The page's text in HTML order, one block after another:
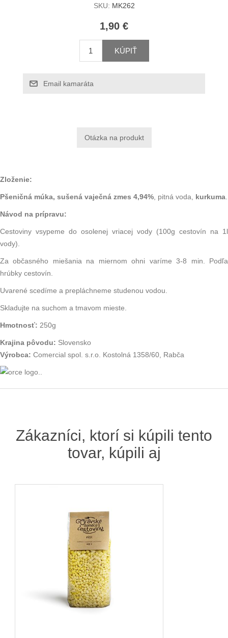
SKU: MK262
1,90 €
KÚPIŤ
Email kamaráta
Zloženie:
Pšeničná múka, sušená vaječná zmes 4,94%, pitná voda, kurkuma.
Návod na prípravu:
Cestoviny vsypeme do osolenej vriacej vody (100g cestovín na 1l
vody).
Za občasného miešania na miernom ohni varíme 3-8 min. Podľa
hrúbky cestovín.
Uvarené scedíme a prepláchneme studenou vodou.
Skladujte na suchom a tmavom mieste.
Hmotnosť: 250g
Krajina pôvodu: Slovensko
Výrobca: Comercial spol. s.r.o. Kostolná 1358/60, Rabča
Zákazníci, ktorí si kúpili tento
tovar, kúpili aj